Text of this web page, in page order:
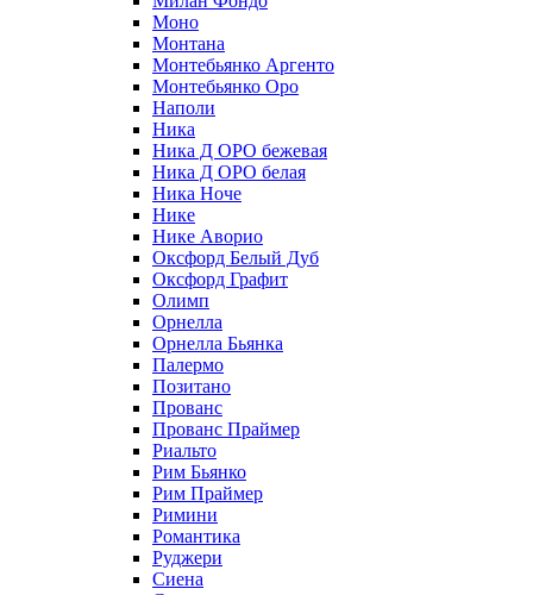
Моно
Монтана
Монтебьянко Аргенто
Монтебьянко Оро
Наполи
Ника
Ника Д ОРО бежевая
Ника Д ОРО белая
Ника Ноче
Нике
Нике Аворио
Оксфорд Белый Дуб
Оксфорд Графит
Олимп
Орнелла
Орнелла Бьянка
Палермо
Позитано
Прованс
Прованс Праймер
Риальто
Рим Бьянко
Рим Праймер
Римини
Романтика
Руджери
Сиена